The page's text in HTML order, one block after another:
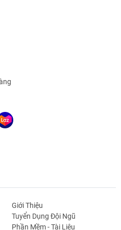
bộ nhớ khác nhau.
#eeprom #ch341a
Giới Thiệu
Tuyển Dụng Đội Ngũ
Phần Mềm - Tài Liệu